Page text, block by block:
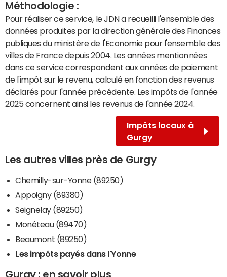
Méthodologie :
Pour réaliser ce service, le JDN a recueilli l'ensemble des
données produites par la direction générale des Finances
publiques du ministère de l'Economie pour l'ensemble des
villes de France depuis 2004. Les années mentionnées
dans ce service correspondent aux années de paiement
de l'impôt sur le revenu, calculé en fonction des revenus
déclarés pour l'année précédente. Les impôts de l'année
2025 concernent ainsi les revenus de l'année 2024.
Impôts locaux à
Gurgy
Les autres villes près de Gurgy
Chemilly-sur-Yonne (89250)
Appoigny (89380)
Seignelay (89250)
Monéteau (89470)
Beaumont (89250)
Les impôts payés dans l'Yonne
Gurgy : en savoir plus